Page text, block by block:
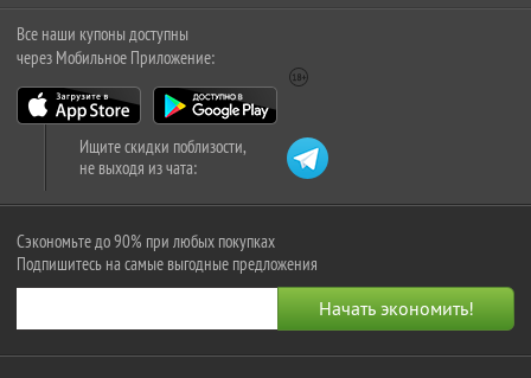
Все наши купоны доступны
через Мобильное Приложение:
Ищите скидки поблизости,
не выходя из чата:
Сэкономьте до 90% при любых покупках
Подпишитесь на самые выгодные предложения